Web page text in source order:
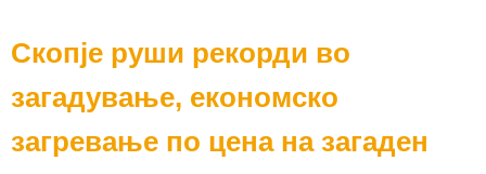
Скопје руши рекорди во
загадување, економско
загревање по цена на загаден